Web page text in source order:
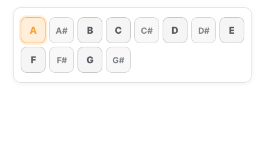
A A# B C C# D D# E
F F# G G#